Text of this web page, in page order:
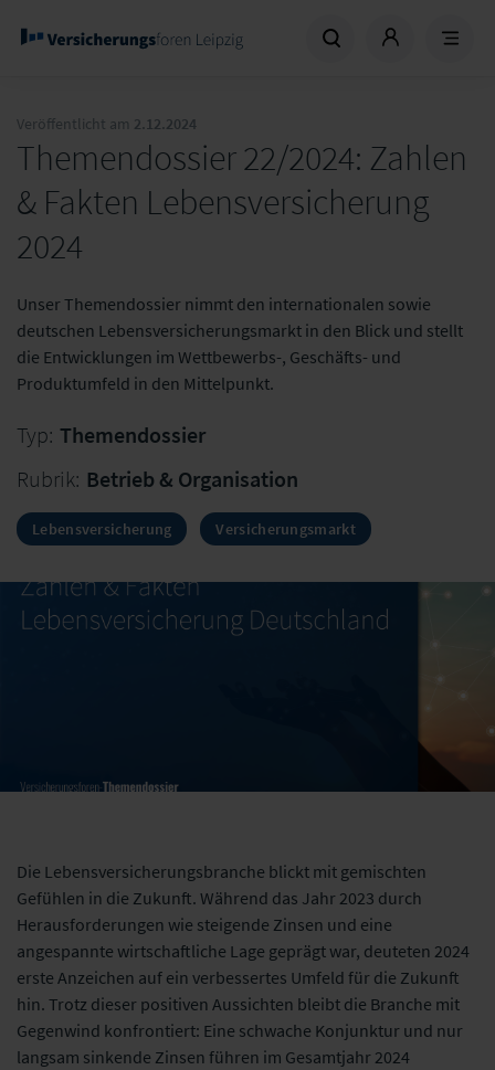
Veröffentlicht am 2.12.2024
Themendossier 22/2024: Zahlen
& Fakten Lebensversicherung
2024
Unser Themendossier nimmt den internationalen sowie
deutschen Lebensversicherungsmarkt in den Blick und stellt
die Entwicklungen im Wettbewerbs-, Geschäfts- und
Produktumfeld in den Mittelpunkt.
Typ: Themendossier
Rubrik: Betrieb & Organisation
Lebensversicherung Versicherungsmarkt
Die Lebensversicherungsbranche blickt mit gemischten
Gefühlen in die Zukunft. Während das Jahr 2023 durch
Herausforderungen wie steigende Zinsen und eine
angespannte wirtschaftliche Lage geprägt war, deuteten 2024
erste Anzeichen auf ein verbessertes Umfeld für die Zukunft
hin. Trotz dieser positiven Aussichten bleibt die Branche mit
Gegenwind konfrontiert: Eine schwache Konjunktur und nur
langsam sinkende Zinsen führen im Gesamtjahr 2024